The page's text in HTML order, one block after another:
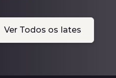
Ver Todos os Iates